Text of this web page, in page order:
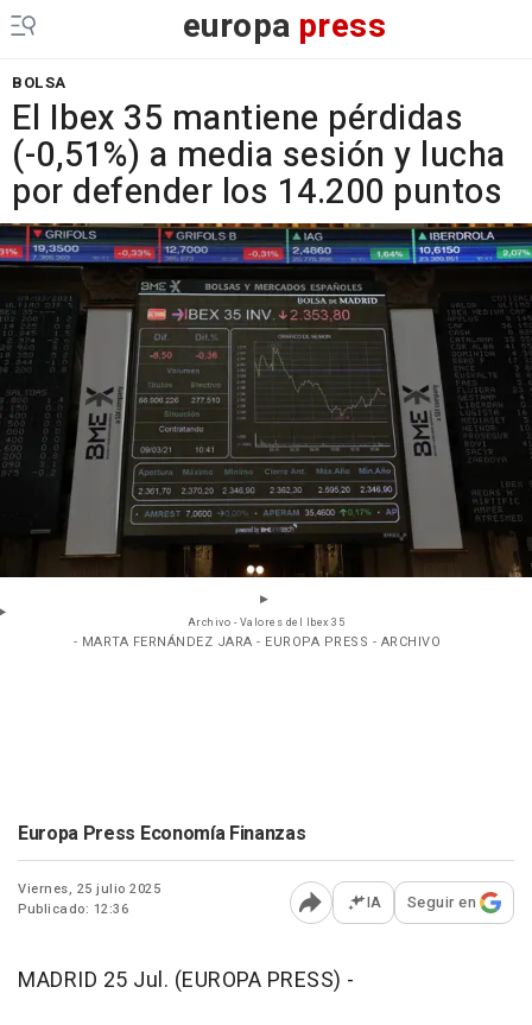
europa press
BOLSA
El Ibex 35 mantiene pérdidas
(-0,51%) a media sesión y lucha
por defender los 14.200 puntos
Archivo - Valores del Ibex 35
- MARTA FERNÁNDEZ JARA - EUROPA PRESS - ARCHIVO
Europa Press Economía Finanzas
Viernes, 25 julio 2025
Publicado: 12:36
Abrir opciones para
IA Seguir en
MADRID 25 Jul. (EUROPA PRESS) -